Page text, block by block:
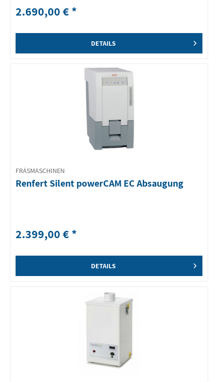
2.690,00 € *
DETAILS
FRÄSMASCHINEN
Renfert Silent powerCAM EC Absaugung
2.399,00 € *
DETAILS